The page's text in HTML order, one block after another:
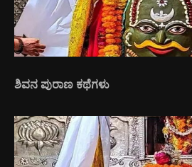
ಶಿವನ ಪುರಾಣ ಕಥೆಗಳು